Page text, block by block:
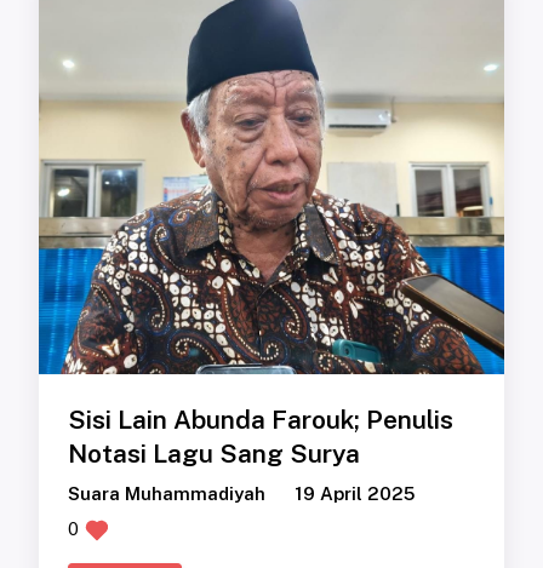
Sisi Lain Abunda Farouk; Penulis
Notasi Lagu Sang Surya
Suara Muhammadiyah
19 April 2025
0